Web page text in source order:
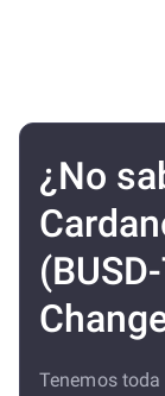
¿No
Tenemos